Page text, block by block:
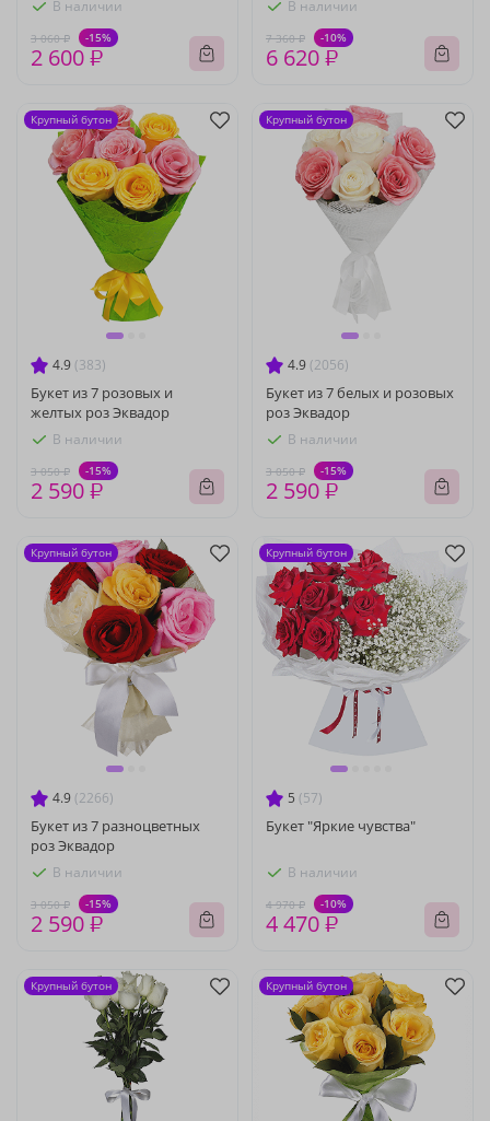
В наличии
3 060 ₽ -15%
2 600 ₽
В наличии
7 360 ₽ -10%
6 620 ₽
4.9 (383)
Букет из 7 розовых и
желтых роз Эквадор
В наличии
3 050 ₽ -15%
2 590 ₽
Крупный бутон
4.9 (2056)
Букет из 7 белых и розовых
роз Эквадор
В наличии
3 050 ₽ -15%
2 590 ₽
Крупный бутон
4.9 (2266)
Букет из 7 разноцветных
роз Эквадор
В наличии
3 050 ₽ -15%
2 590 ₽
Крупный бутон
5 (57)
Букет "Яркие чувства"
В наличии
4 970 ₽ -10%
4 470 ₽
Крупный бутон
Крупный бутон Крупный бутон